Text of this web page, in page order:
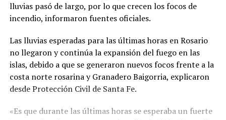
lluvias pasó de largo, por lo que crecen los focos de
incendio, informaron fuentes oficiales.
Las lluvias esperadas para las últimas horas en Rosario
no llegaron y continúa la expansión del fuego en las
islas, debido a que se generaron nuevos focos frente a la
costa norte rosarina y Granadero Baigorria, explicaron
desde Protección Civil de Santa Fe.
«Es que durante las últimas horas se esperaba un fuerte